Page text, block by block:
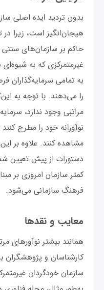
بدون تردید ایده اصلی
هیجان‌انگیز است، زیرا
حاکم بر سازمان‌های
غیرمتمرکزی که به
به تمامی سرمایه‌گذاران
را می‌دهند. با توجه به
مراتبی وجود ندارد،
نوآورانه خود را مطرح
مشاهده کنند. علاوه بر
دستورات از پیش تعیین
کمتر سازمان امروزی بر
فرهنگ سازمانی می‌شود.
معایب و نقدها
همانند بیشتر نوآورهای
کارشناسان و پژوهشگران
سازمان خودگردان